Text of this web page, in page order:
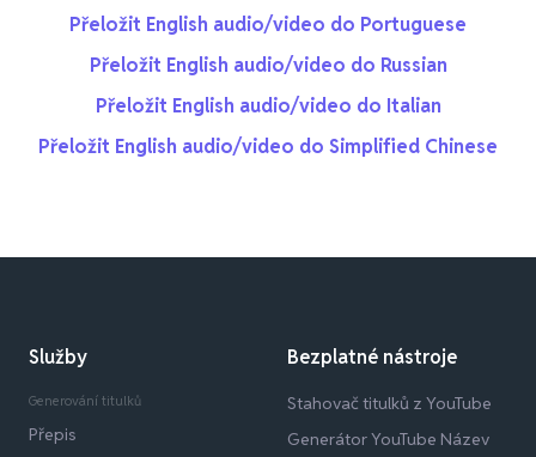
Přeložit English audio/video do Portuguese
Přeložit English audio/video do Russian
Přeložit English audio/video do Italian
Přeložit English audio/video do Simplified Chinese
Služby
Generování titulků
Přepis
Bezplatné nástroje
Stahovač titulků z YouTube
Generátor YouTube Název